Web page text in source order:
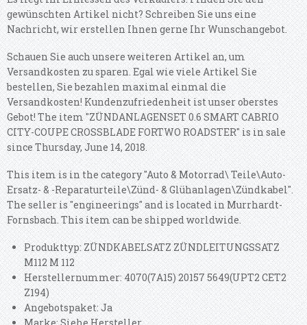
gewünschten Artikel nicht? Schreiben Sie uns eine
Nachricht, wir erstellen Ihnen gerne Ihr Wunschangebot.
Schauen Sie auch unsere weiteren Artikel an, um
Versandkosten zu sparen. Egal wie viele Artikel Sie
bestellen, Sie bezahlen maximal einmal die
Versandkosten! Kundenzufriedenheit ist unser oberstes
Gebot! The item "ZÜNDANLAGENSET 0.6 SMART CABRIO
CITY-COUPE CROSSBLADE FORTWO ROADSTER" is in sale
since Thursday, June 14, 2018.
This item is in the category "Auto & Motorrad\ Teile\Auto-
Ersatz- & -Reparaturteile\Zünd- & Glühanlagen\Zündkabel".
The seller is "engineerings" and is located in Murrhardt-
Fornsbach. This item can be shipped worldwide.
Produkttyp: ZÜNDKABELSATZ ZÜNDLEITUNGSSATZ
M112 M 112
Herstellernummer: 4070(7A15) 20157 5649(UPT2 CET2
Z194)
Angebotspaket: Ja